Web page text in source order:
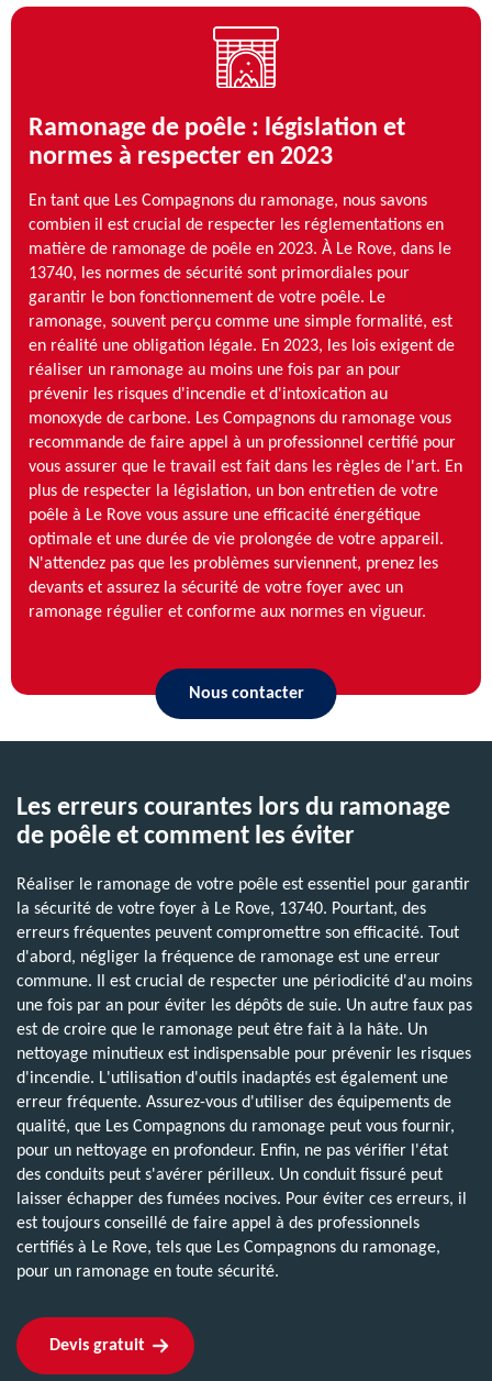
Ramonage de poêle : législation et
normes à respecter en 2023
En tant que Les Compagnons du ramonage, nous savons
combien il est crucial de respecter les réglementations en
matière de ramonage de poêle en 2023. À Le Rove, dans le
13740, les normes de sécurité sont primordiales pour
garantir le bon fonctionnement de votre poêle. Le
ramonage, souvent perçu comme une simple formalité, est
en réalité une obligation légale. En 2023, les lois exigent de
réaliser un ramonage au moins une fois par an pour
prévenir les risques d'incendie et d'intoxication au
monoxyde de carbone. Les Compagnons du ramonage vous
recommande de faire appel à un professionnel certifié pour
vous assurer que le travail est fait dans les règles de l'art. En
plus de respecter la législation, un bon entretien de votre
poêle à Le Rove vous assure une efficacité énergétique
optimale et une durée de vie prolongée de votre appareil.
N'attendez pas que les problèmes surviennent, prenez les
devants et assurez la sécurité de votre foyer avec un
ramonage régulier et conforme aux normes en vigueur.
Nous contacter
Les erreurs courantes lors du ramonage
de poêle et comment les éviter
Réaliser le ramonage de votre poêle est essentiel pour garantir
la sécurité de votre foyer à Le Rove, 13740. Pourtant, des
erreurs fréquentes peuvent compromettre son efficacité. Tout
d'abord, négliger la fréquence de ramonage est une erreur
commune. Il est crucial de respecter une périodicité d'au moins
une fois par an pour éviter les dépôts de suie. Un autre faux pas
est de croire que le ramonage peut être fait à la hâte. Un
nettoyage minutieux est indispensable pour prévenir les risques
d'incendie. L'utilisation d'outils inadaptés est également une
erreur fréquente. Assurez-vous d'utiliser des équipements de
qualité, que Les Compagnons du ramonage peut vous fournir,
pour un nettoyage en profondeur. Enfin, ne pas vérifier l'état
des conduits peut s'avérer périlleux. Un conduit fissuré peut
laisser échapper des fumées nocives. Pour éviter ces erreurs, il
est toujours conseillé de faire appel à des professionnels
certifiés à Le Rove, tels que Les Compagnons du ramonage,
pour un ramonage en toute sécurité.
Devis gratuit